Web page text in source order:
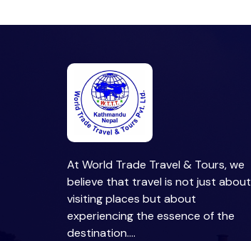
At World Trade Travel & Tours, we
believe that travel is not just about
visiting places but about
experiencing the essence of the
destination.…